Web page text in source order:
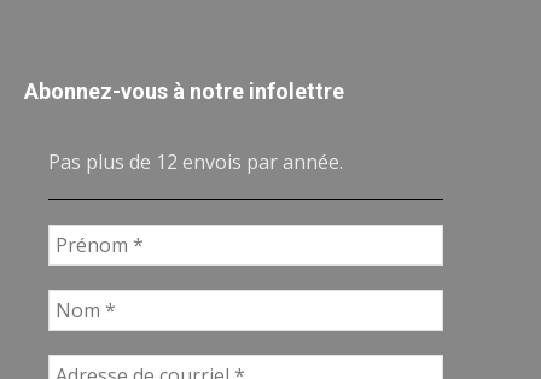
Abonnez-vous à notre infolettre
Pas plus de 12 envois par année.